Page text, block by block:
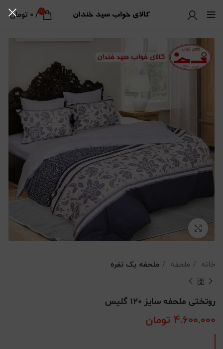
0
/
0 تومان
بزرگنمایی تصویر
خانه ملحفه ملحفه یک نفره
روتختی ملحفه سایز 120 گلیس
4.600.000 تومان